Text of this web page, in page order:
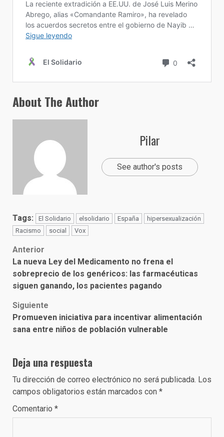
About The Author
Pilar
See author's posts
Tags: El Solidario elsolidario España
hipersexualización
Racismo
social Vox
Post
navigation
Anterior
La nueva Ley del Medicamento no frena el
sobreprecio de los genéricos: las farmacéuticas
siguen ganando, los pacientes pagando
Siguiente
Promueven iniciativa para incentivar alimentación
sana entre niños de población vulnerable
Deja una respuesta
Tu dirección de correo electrónico no será publicada. Los
campos obligatorios están marcados con *
Comentario *